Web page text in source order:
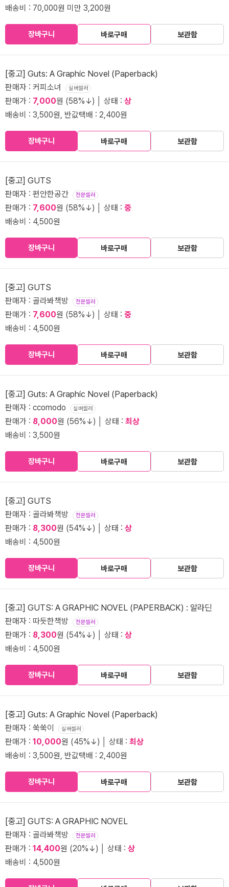
배송비 : 70,000원 미만 3,200원
장바구니 바로구매 보관함
[중고] Guts: A Graphic Novel (Paperback)
판매자 : 커피소녀 실버셀러
판매가 : 7,000원 (58%↓) │ 상태 : 상
배송비 : 3,500원, 반값택배 : 2,400원
장바구니 바로구매 보관함
[중고] GUTS
판매자 : 편안한공간 전문셀러
판매가 : 7,600원 (58%↓) │ 상태 : 중
배송비 : 4,500원
장바구니 바로구매 보관함
[중고] GUTS
판매자 : 골라봐책방 전문셀러
판매가 : 7,600원 (58%↓) │ 상태 : 중
배송비 : 4,500원
장바구니 바로구매 보관함
[중고] Guts: A Graphic Novel (Paperback)
판매자 : ccomodo 실버셀러
판매가 : 8,000원 (56%↓) │ 상태 : 최상
배송비 : 3,500원
장바구니 바로구매 보관함
[중고] GUTS
판매자 : 골라봐책방 전문셀러
판매가 : 8,300원 (54%↓) │ 상태 : 상
배송비 : 4,500원
장바구니 바로구매 보관함
[중고] GUTS: A GRAPHIC NOVEL (PAPERBACK) : 알라딘
판매자 : 따듯한책방 전문셀러
판매가 : 8,300원 (54%↓) │ 상태 : 상
배송비 : 4,500원
장바구니 바로구매 보관함
[중고] Guts: A Graphic Novel (Paperback)
판매자 : 쑥쑥이 실버셀러
판매가 : 10,000원 (45%↓) │ 상태 : 최상
배송비 : 3,500원, 반값택배 : 2,400원
장바구니 바로구매 보관함
[중고] GUTS: A GRAPHIC NOVEL
판매자 : 골라봐책방 전문셀러
판매가 : 14,400원 (20%↓) │ 상태 : 상
배송비 : 4,500원